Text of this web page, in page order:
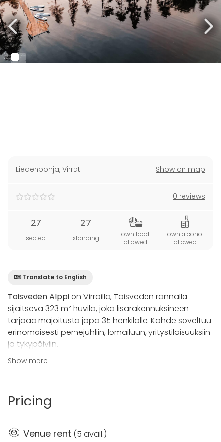
Liedenpohja, Virrat Show on map
0 reviews
27
seated
27
standing
own food
allowed
own alcohol
allowed
Translate to English
Toisveden Alppion Virroilla, Toisveden rannalla
sijaitseva 323 m² huvila, joka lisärakennuksineen
tarjoaa majoitusta jopa 35 henkilölle. Kohde soveltuu
erinomaisesti perhejuhliin, lomailuun, yritystilaisuuksiin
ja tykypäiviin.
Huvilassa on useita makuuhuoneita, aittahuoneita ja
karaokelaitteisto, biljardipöytä, dartstaulu ja kaksi
Rantasauna, sähkösauna, kylpytynnyri ja Rexenerin
Show more
Pricing
Venue rent (5 avail.)